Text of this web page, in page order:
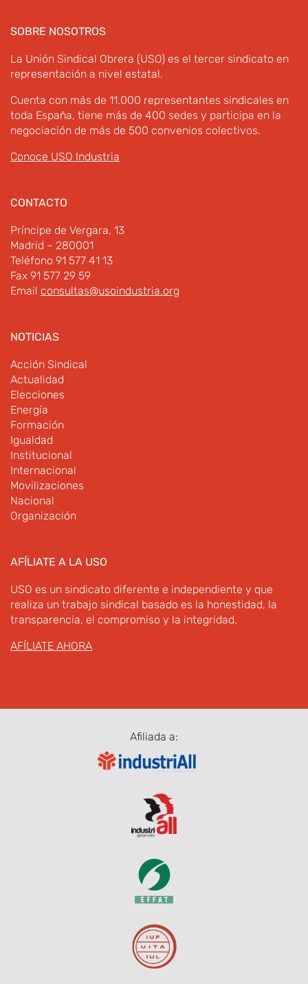
SOBRE NOSOTROS
La Unión Sindical Obrera (USO) es el tercer sindicato en
representación a nivel estatal.
Cuenta con más de 11.000 representantes sindicales en
toda España, tiene más de 400 sedes y participa en la
negociación de más de 500 convenios colectivos.
Conoce USO Industria
CONTACTO
Príncipe de Vergara, 13
Madrid – 280001
Teléfono 91 577 41 13
Fax 91 577 29 59
Email consultas@usoindustria.org
NOTICIAS
Acción Sindical
Actualidad
Elecciones
Energía
Formación
Igualdad
Institucional
Internacional
Movilizaciones
Nacional
Organización
AFÍLIATE A LA USO
USO es un sindicato diferente e independiente y que
realiza un trabajo sindical basado es la honestidad, la
transparencia, el compromiso y la integridad.
AFÍLIATE AHORA
Afiliada a: